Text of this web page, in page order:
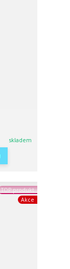
skladem
TOP produkt
Akce